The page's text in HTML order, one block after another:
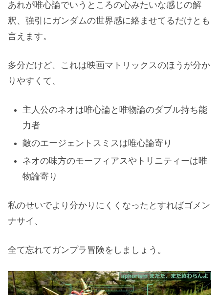
あれが唯心論でいうところの心みたいな感じの解
釈、強引にガンダムの世界感に絡ませてるだけとも
言えます。
多分だけど、これは映画マトリックスのほうが分か
りやすくて、
主人公のネオは唯心論と唯物論のダブル持ち能
力者
敵のエージェントスミスは唯心論寄り
ネオの味方のモーフィアスやトリニティーは唯
物論寄り
私のせいでより分かりにくくなったとすればゴメン
ナサイ、
全て忘れてガンプラ冒険をしましょう。